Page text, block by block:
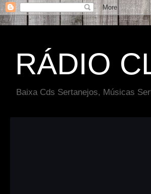
RÁDIO
Baixa Cds Sertanejos, Músicas